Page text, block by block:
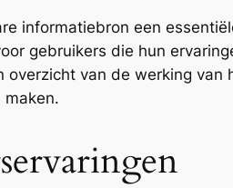
informatiebron een
gebruikers die hun
van de werking
maken.